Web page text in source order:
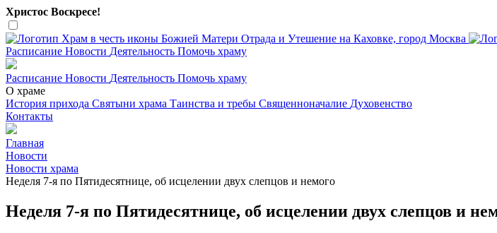
Христос Воскресе!
Расписание Новости Деятельность Помочь храму
Расписание Новости Деятельность Помочь храму
О храме
История прихода Святыни храма Таинства и требы Священноначалие Духовенство
Контакты
Главная
Новости
Новости храма
Неделя 7-я по Пятидесятнице, об исцелении двух слепцов и немого
Неделя 7-я по Пятидесятнице, об исцелении двух слепцов и